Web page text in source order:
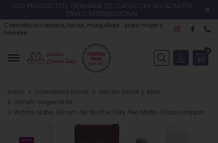
LOS PRODUCTOS GERMAINE DE CAPUCCINI NO ADMITEN
ENVÍO INTERNACIONAL
Cosmética corporal, facial, maquillaje... para mujer y
hombre
Buscar
0
inicio cosmética facial
sérum facial y elixir
sérum oxigenante
Arôms Natur Sérum de Noche Silky Piel Mixta-Grasa Happiness Cosmetics